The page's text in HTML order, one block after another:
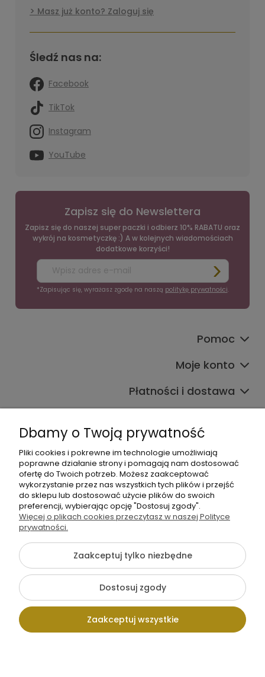
Masz już konto? Zaloguj się
Śledź nas na:
Facebook
TikTok
Instagram
YouTube
Zapisz się do Newslettera
Zapisz się do naszej super paczki i odbierz 10% RABATU oraz
wykrój na kosmetyczkę :) A w kolejnych wiadomościach
dodatkowe korzyści!
*Zapisując się, wyrażasz zgodę na naszą politykę prywatności.
Pomoc
Moje konto
Płatności i dostawa
+48 605 141 363
{literal}
Pokaż pełną wersję strony
Sklep internetowy Shoper.pl
Dbamy o Twoją prywatność
Pliki cookies i pokrewne im technologie umożliwiają
poprawne działanie strony i pomagają nam dostosować
ofertę do Twoich potrzeb. Możesz zaakceptować
wykorzystanie przez nas wszystkich tych plików i przejść
do sklepu lub dostosować użycie plików do swoich
preferencji, wybierając opcję "Dostosuj zgody".
Więcej o plikach cookies przeczytasz w naszej Polityce
prywatności.
Zaakceptuj tylko niezbędne
Dostosuj zgody
Zaakceptuj wszystkie